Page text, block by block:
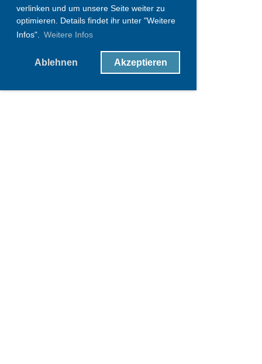
verlinken und um unsere Seite weiter zu
optimieren. Details findet ihr unter "Weitere
Infos". Weitere Infos
Ablehnen Akzeptieren